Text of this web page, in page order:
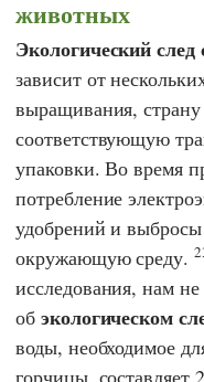
животных
Экологический
зависит от
выращивания,
соответствующую
упаковки. Во время
потребление
удобрений и
окружающую среду.
исследования, нам
об экологическом
воды, необходимое
горчицы, составляет